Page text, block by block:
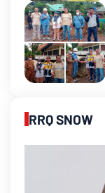
RRQ SNOW